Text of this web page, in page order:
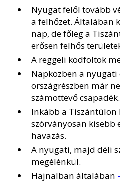
Nyugat felől tovább
a felhőzet. Általában
nap, de főleg a
erősen felhős
A reggeli ködfoltok
Napközben a nyugati
országrészben már
számottevő csapadék.
Inkább a Tiszántúlon
szórványosan kisebb
havazás.
A nyugati, majd déli
megélénkül.
Hajnalban általában